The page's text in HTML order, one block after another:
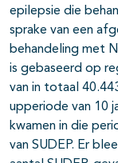
epilepsie die
sprake van een
behandeling met
is gebaseerd op
van in totaal
upperiode van 10
kwamen in die
van SUDEP. Er